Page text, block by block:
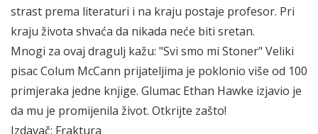
strast prema literaturi i na kraju postaje profesor. Pri
kraju života shvaća da nikada neće biti sretan.
Mnogi za ovaj dragulj kažu: "Svi smo mi Stoner" Veliki
pisac Colum McCann prijateljima je poklonio više od 100
primjeraka jedne knjige. Glumac Ethan Hawke izjavio je
da mu je promijenila život. Otkrijte zašto!
Izdavač: Fraktura